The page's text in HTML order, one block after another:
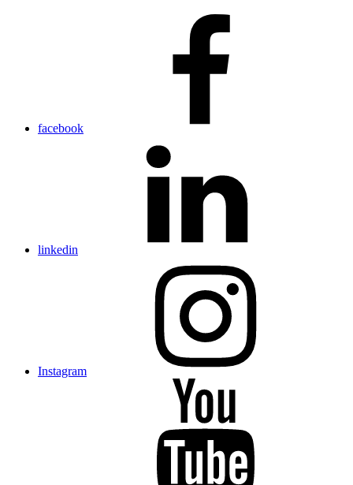
facebook
linkedin
Instagram